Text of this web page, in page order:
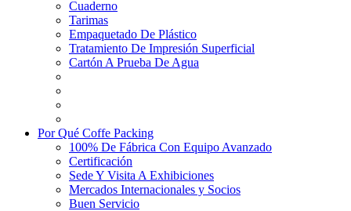
Cuaderno
Tarimas
Empaquetado De Plástico
Tratamiento De Impresión Superficial
Cartón A Prueba De Agua
Por Qué Coffe Packing
100% De Fábrica Con Equipo Avanzado
Certificación
Sede Y Visita A Exhibiciones
Mercados Internacionales y Socios
Buen Servicio